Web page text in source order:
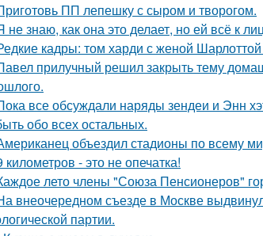
ПП лепешку с сыром и творогом.
не знаю, как она это делает, но ей всё к
кадры: том харди с женой
прилучный решил закрыть тему
все обсуждали наряды зендеи и Энн
обо всех остальных.
объездил стадионы по всему
километров - это не опечатка!
лето члены "Союза Пенсионеров"
внеочередном съезде в Москве
партии.